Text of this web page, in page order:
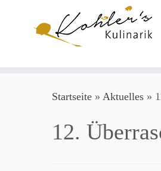
Startseite » Aktuelles »
12.